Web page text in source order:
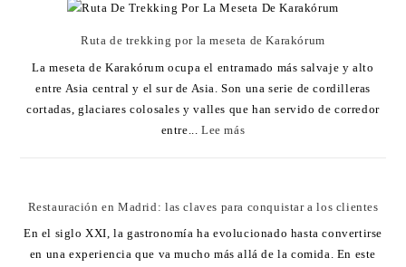
Ruta de trekking por la meseta de Karakórum
La meseta de Karakórum ocupa el entramado más salvaje y alto
entre Asia central y el sur de Asia. Son una serie de cordilleras
cortadas, glaciares colosales y valles que han servido de corredor
entre...Lee más
Restauración en Madrid: las claves para conquistar a los clientes
En el siglo XXI, la gastronomía ha evolucionado hasta convertirse
en una experiencia que va mucho más allá de la comida. En este